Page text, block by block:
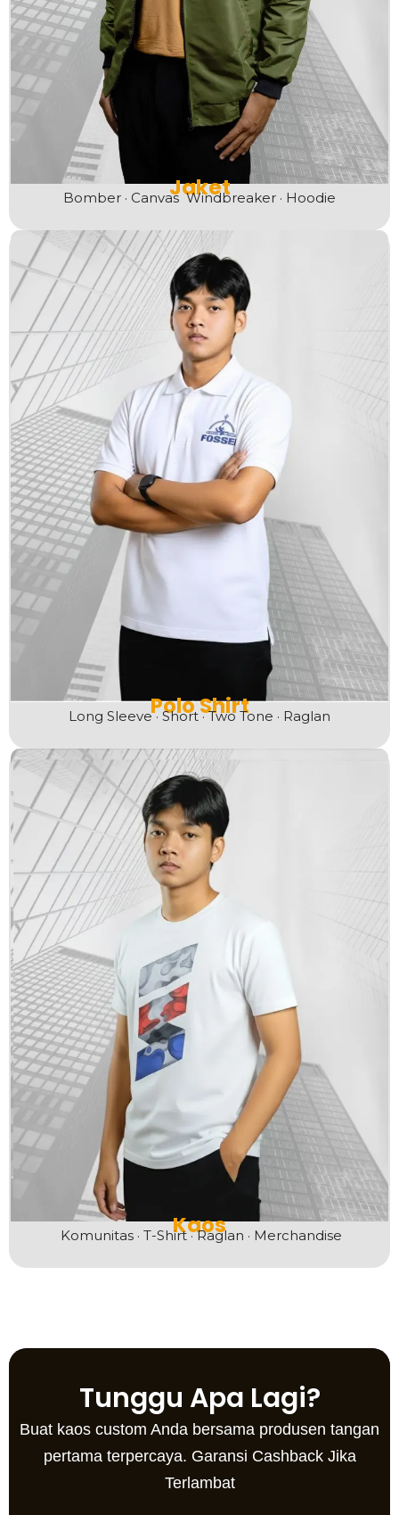
Jaket
Bomber · CanvasWindbreaker · Hoodie
Polo Shirt
Long Sleeve · Short · Two Tone · Raglan
Kaos
Komunitas · T-Shirt · Raglan · Merchandise
Tunggu Apa Lagi?
Buat kaos custom Anda bersama produsen tangan
pertama terpercaya. Garansi Cashback Jika
Terlambat